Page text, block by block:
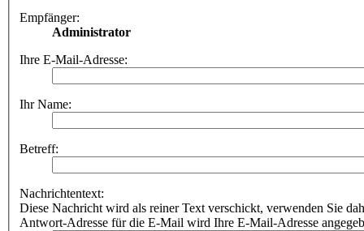
Empfänger:
Administrator
Ihre E-Mail-Adresse:
Ihr Name:
Betreff:
Nachrichtentext:
Diese Nachricht wird als reiner Text verschickt, verwenden Sie
Antwort-Adresse für die E-Mail wird Ihre E-Mail-Adresse